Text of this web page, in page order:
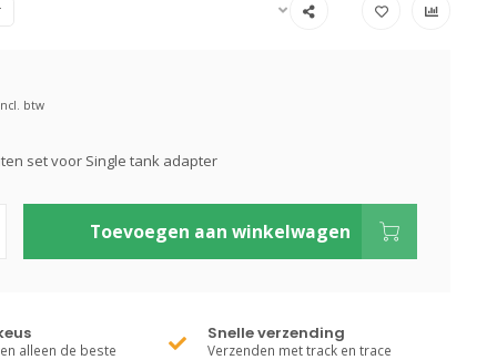
btw
set voor Single tank adapter
Toevoegen aan winkelwagen
alleen de beste
Snelle verzending
Verzenden met track en trace